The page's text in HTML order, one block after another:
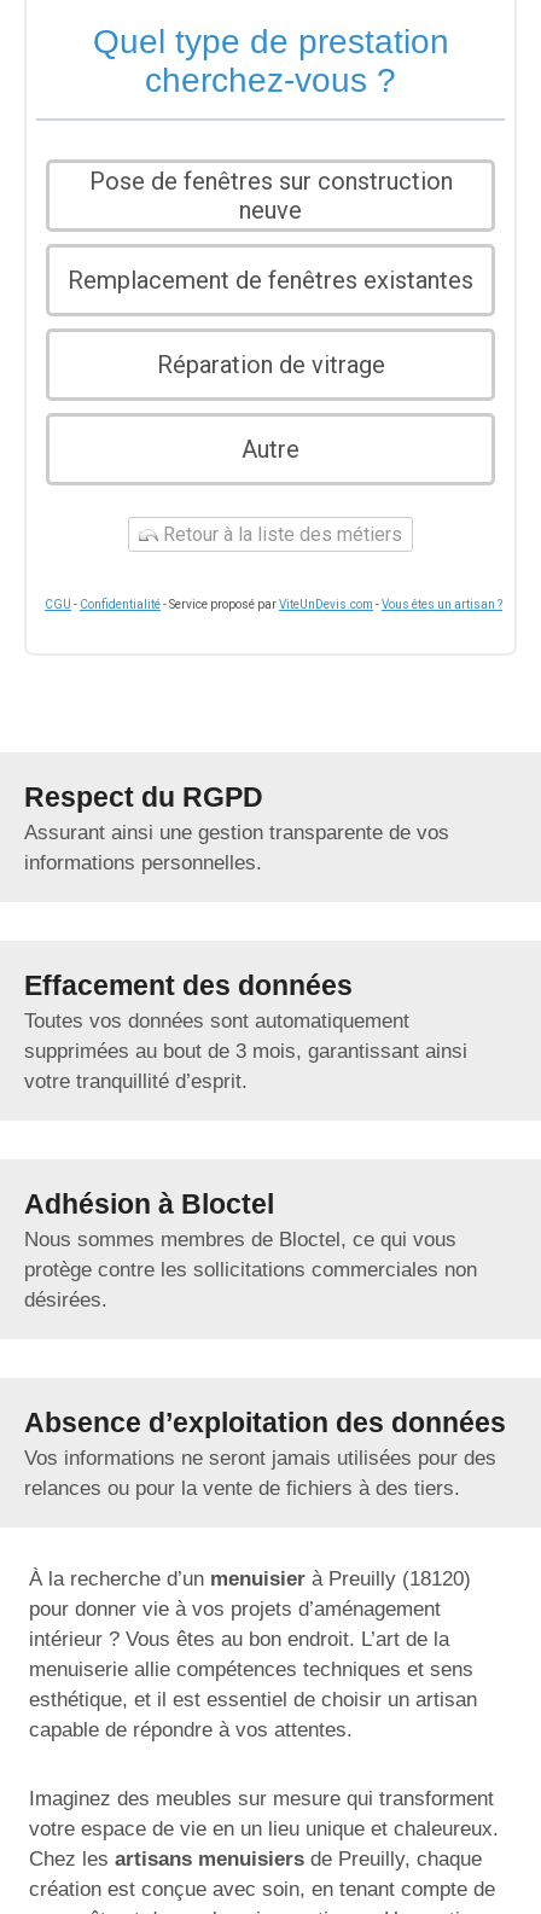
Quel type de prestation
cherchez-vous ?
Pose de fenêtres sur construction
neuve
Remplacement de fenêtres existantes
Réparation de vitrage
Autre
Retour à la liste des métiers
CGU - Confidentialité- Service proposé parViteUnDevis.com -Vous êtes un artisan ?
Respect du RGPD
Assurant ainsi une gestion transparente de vos
informations personnelles.
Effacement des données
Toutes vos données sont automatiquement
supprimées au bout de 3 mois, garantissant ainsi
votre tranquillité d’esprit.
Adhésion à Bloctel
Nous sommes membres de Bloctel, ce qui vous
protège contre les sollicitations commerciales non
désirées.
Absence d’exploitation des données
Vos informations ne seront jamais utilisées pour des
relances ou pour la vente de fichiers à des tiers.
À la recherche d’un menuisier à Preuilly (18120)
pour donner vie à vos projets d’aménagement
intérieur ? Vous êtes au bon endroit. L’art de la
menuiserie allie compétences techniques et sens
esthétique, et il est essentiel de choisir un artisan
capable de répondre à vos attentes.
Imaginez des meubles sur mesure qui transforment
votre espace de vie en un lieu unique et chaleureux.
Chez les artisans menuisiers de Preuilly, chaque
création est conçue avec soin, en tenant compte de